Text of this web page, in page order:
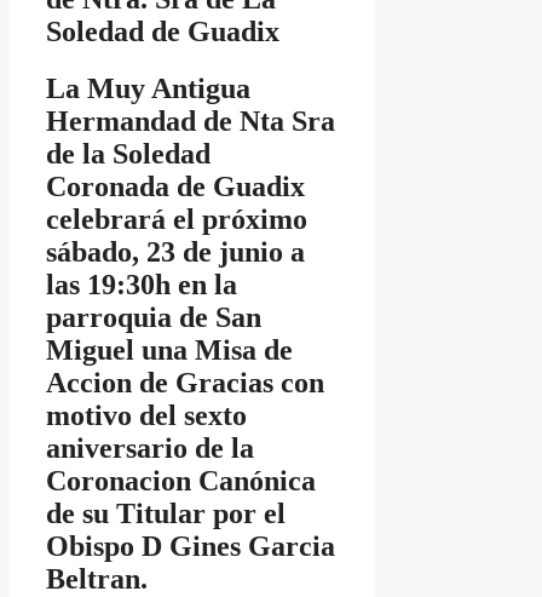
Soledad de Guadix
La Muy Antigua
Hermandad de Nta Sra
de la Soledad
Coronada de Guadix
celebrará el próximo
sábado, 23 de junio a
las 19:30h en la
parroquia de San
Miguel una Misa de
Accion de Gracias con
motivo del sexto
aniversario de la
Coronacion Canónica
de su Titular por el
Obispo D Gines Garcia
Beltran.